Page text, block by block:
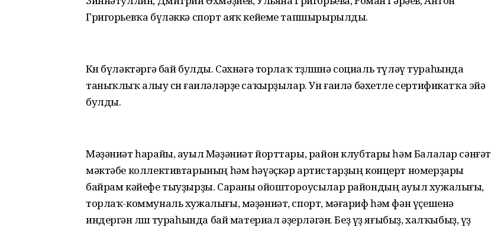
Григорьевҡа бүләккә спорт аяҡ кейеме тапшырырылды.
Көн бүләктәргә бай булды. Сәхнәгә торлаҡ төҙөлөшөнә социаль түләү тураһында
таныҡлыҡ алыу өсөн ғаиләләрҙе саҡырҙылар. Ун ғаилә бәхетле сертификатҡа эйә
булды.
Мәҙәниәт һарайы, ауыл Мәҙәниәт йорттары, район клубтары һәм Балалар сәнғәт
мәктәбе коллективтарының һәм һәүәҫкәр артистарҙың концерт номерҙары
байрам кәйефе тыуҙырҙы. Сараны ойоштороусылар райондың ауыл хужалығы,
торлаҡ-коммуналь хужалығы, мәҙәниәт, спорт, мәғариф һәм фән үҫешенә
индергән өлөшө тураһында бай материал әҙерләгән. Беҙ үҙ яғыбыҙ, халҡыбыҙ, үҙ